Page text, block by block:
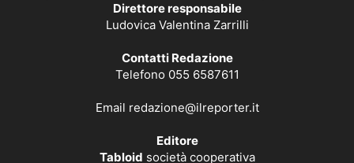
Direttore responsabile
Ludovica Valentina Zarrilli
Contatti Redazione
Telefono 055 6587611
Email redazione@ilreporter.it
Editore
Tabloid società cooperativa